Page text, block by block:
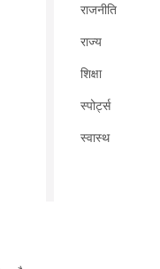
राजनीति
राज्य
शिक्षा
स्पोर्ट्स
स्वास्थ